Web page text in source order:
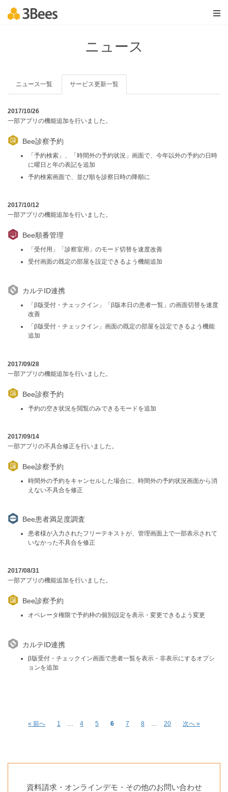
ニュース
ニュース一覧 サービス更新一覧
2017/10/26
一部アプリの機能追加を行いました。
Bee診察予約
「予約検索」、「時間外の予約状況」画面で、今年以外の予約の日時
に曜日と年の表記を追加
予約検索画面で、並び順を診察日時の降順に
2017/10/12
一部アプリの機能追加を行いました。
Bee順番管理
「受付用」「診察室用」のモード切替を速度改善
受付画面の既定の部屋を設定できるよう機能追加
カルテID連携
「β版受付・チェックイン」「β版本日の患者一覧」の画面切替を速度
改善
「β版受付・チェックイン」画面の既定の部屋を設定できるよう機能
追加
2017/09/28
一部アプリの機能追加を行いました。
Bee診察予約
予約の空き状況を閲覧のみできるモードを追加
2017/09/14
一部アプリの不具合修正を行いました。
Bee診察予約
時間外の予約をキャンセルした場合に、時間外の予約状況画面から消
えない不具合を修正
Bee患者満足度調査
患者様が入力されたフリーテキストが、管理画面上で一部表示されて
いなかった不具合を修正
2017/08/31
一部アプリの機能追加を行いました。
Bee診察予約
オペレータ権限で予約枠の個別設定を表示・変更できるよう変更
カルテID連携
β版受付・チェックイン画面で患者一覧を表示・非表示にするオプシ
ョンを追加
« 前へ 1 4 5 6 7 8 20 次へ »
資料請求・オンラインデモ・その他のお問い合わせ